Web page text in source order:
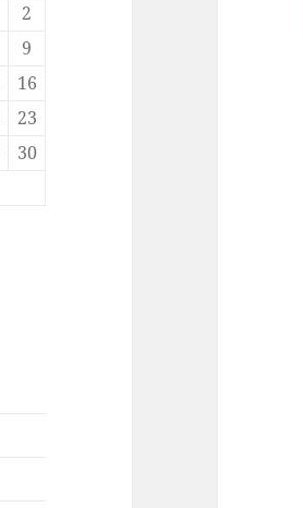
2
9
16
23
30